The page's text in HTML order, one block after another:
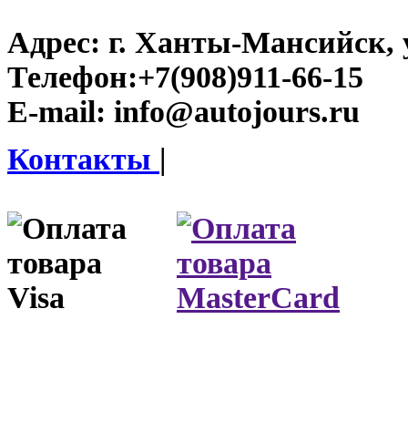
Адрес: г. Ханты-Мансийск,
Телефон:+7(908)911-66-15
E-mail: info@autojours.ru
Контакты |